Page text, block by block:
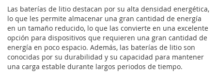
Las baterías de litio destacan por su alta densidad energética,
lo que les permite almacenar una gran cantidad de energía
en un tamaño reducido, lo que las convierte en una excelente
opción para dispositivos que requieren una gran cantidad de
energía en poco espacio. Además, las baterías de litio son
conocidas por su durabilidad y su capacidad para mantener
una carga estable durante largos periodos de tiempo.